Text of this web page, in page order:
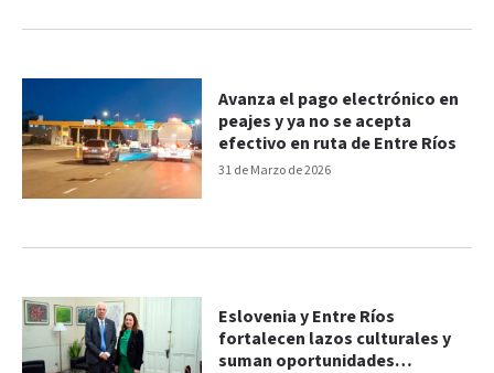
31 de Marzo de 2026
Avanza el pago electrónico en
peajes y ya no se acepta
efectivo en ruta de Entre Ríos
Eslovenia y Entre Ríos
fortalecen lazos culturales y
suman oportunidades